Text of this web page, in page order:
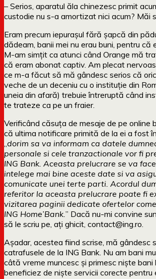
– Serios, aparatul ăla chinezesc primit
custodie nu s-a amortizat nici acum? Măi
Eram precum iepurașul fără șapcă din
dădeam, banii mei nu erau buni, pentru că
M-am simțit ca atunci când Orange mă
că eram abonat captiv. Am plecat
ce m-a făcut să mă gândesc serios că
veche de un deceniu cu o instituție din
uneia din afară) trebuie întreruptă când
te trateze ca pe un fraier.
Verificând căsuța de mesaje de pe online
că ultima notificare primită de la ei a fost
dorim sa va informam ca datele
personale si cele tranzactionale vor fi
ING Bank. Aceasta prelucrare se va
intelege mai bine aceste date si va
comunicate unei terte parti. Acordul
referitor la aceasta prelucrare poate fi
vizitarea paginii dedicate ofertelor
ING Home’Bank. ” Dacă nu-mi convine
să le scriu pe, ați ghicit, contact@ing.ro.
Așadar, acestea fiind scrise, mă gândesc
catrafusele de la ING Bank. Nu am bani
câtă vreme muncesc și primesc niște bani
beneficiez de niște servicii corecte pentru